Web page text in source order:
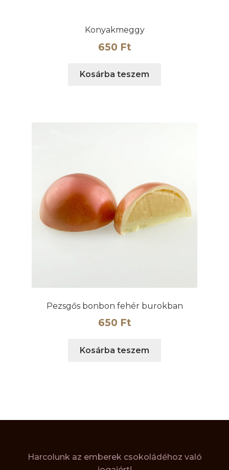
Konyakmeggy
650 Ft
Kosárba teszem
Pezsgős bonbon fehér burokban
650 Ft
Kosárba teszem
Harcolunk az emberek csokoládéhoz való